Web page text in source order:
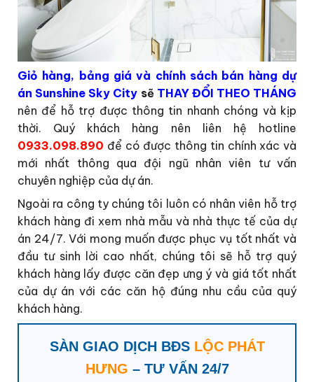
Giỏ hàng, bảng giá và chính sách bán hàng dự
án Sunshine Sky City sẽ THAY ĐỔI THEO THÁNG
nên để hỗ trợ được thông tin nhanh chóng và kịp
thời. Quý khách hàng nên liên hệ hotline
0933.098.890 để có được thông tin chính xác và
mới nhất thông qua đội ngũ nhân viên tư vấn
chuyên nghiệp của dự án.
Ngoài ra công ty chúng tôi luôn có nhân viên hỗ trợ
khách hàng đi xem nhà mẫu và nhà thực tế của dự
án 24/7. Với mong muốn được phục vụ tốt nhất và
đầu tư sinh lời cao nhất, chúng tôi sẽ hỗ trợ quý
khách hàng lấy được căn đẹp ưng ý và giá tốt nhất
của dự án với các căn hộ đúng nhu cầu của quý
khách hàng.
SÀN GIAO DỊCH BĐS LỘC PHÁT
HƯNG – TƯ VẤN 24/7